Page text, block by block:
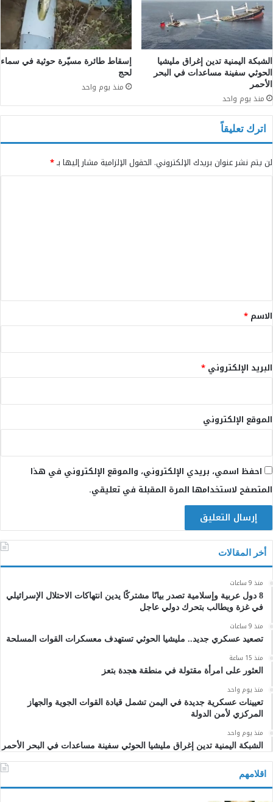
الشبكة اليمنية تدين إغراق مليشيا
الحوثي سفينة مساعدات في البحر
الأحمر
منذ يوم واحد
إسقاط طائرة مسيّرة حوثية في سماء
لحج
منذ يوم واحد
اترك تعليقاً
لن يتم نشر عنوان بريدك الإلكتروني. الحقول الإلزامية مشار إليها بـ*
*
الاسم *
البريد الإلكتروني *
الموقع الإلكتروني
احفظ اسمي، بريدي الإلكتروني، والموقع الإلكتروني في هذا
المتصفح لاستخدامها المرة المقبلة في تعليقي.
أخر المقالات
منذ 9 ساعات
8 دول عربية وإسلامية تصدر بيانًا مشتركًا يدين انتهاكات الاحتلال الإسرائيلي
في غزة ويطالب بتحرك دولي عاجل
منذ 9 ساعات
تصعيد عسكري جديد.. مليشيا الحوثي تستهدف معسكرات القوات المسلحة
منذ 15 ساعة
العثور على امرأة مقتولة في منطقة هجدة بتعز
منذ يوم واحد
تعيينات عسكرية جديدة في اليمن تشمل قيادة القوات الجوية والجهاز
المركزي لأمن الدولة
منذ يوم واحد
الشبكة اليمنية تدين إغراق مليشيا الحوثي سفينة مساعدات في البحر الأحمر
اقلامهم